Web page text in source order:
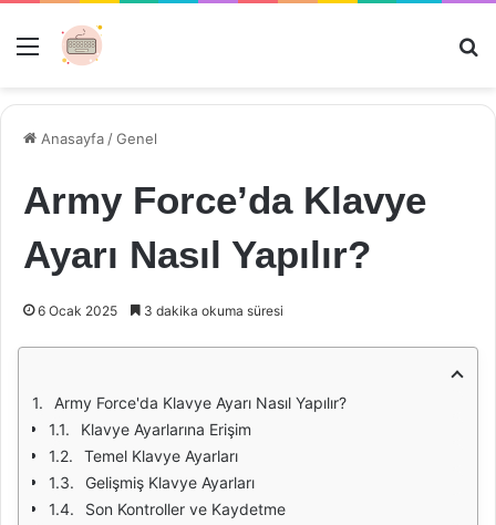
Menü
Anasayfa /Genel
Army Force’da Klavye
Ayarı Nasıl Yapılır?
6 Ocak 2025 3 dakika okuma süresi
Army Force'da Klavye Ayarı Nasıl Yapılır?
Klavye Ayarlarına Erişim
Temel Klavye Ayarları
Gelişmiş Klavye Ayarları
Son Kontroller ve Kaydetme